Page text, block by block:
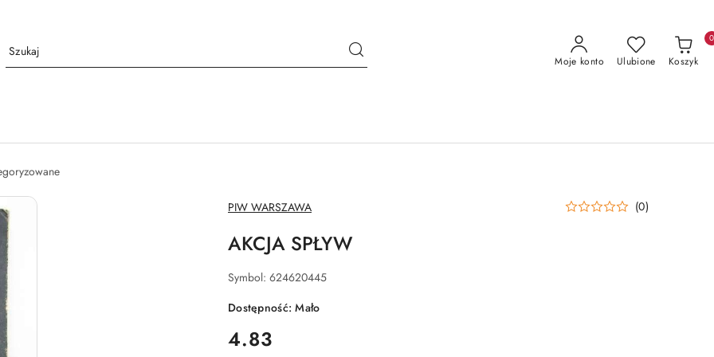
Moje konto Ulubione Koszyk
0
NAZWA
PRODUCENTA:
PIW WARSZAWA (0)
AKCJA SPŁYW
Symbol: 624620445
Dostępność:Mało
cena:
4.83